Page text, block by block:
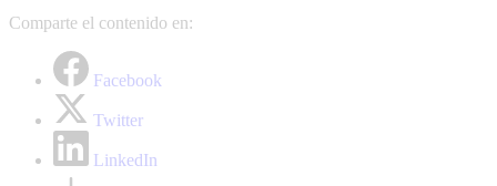
Comparte el contenido en:
Facebook
Twitter
LinkedIn